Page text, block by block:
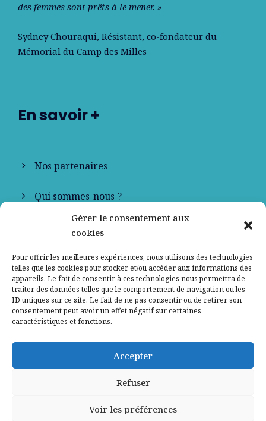
Gérer le consentement aux
cookies
Pour offrir les meilleures expériences, nous utilisons des technologies
telles que les cookies pour stocker et/ou accéder aux informations des
appareils. Le fait de consentir à ces technologies nous permettra de
traiter des données telles que le comportement de navigation ou les
ID uniques sur ce site. Le fait de ne pas consentir ou de retirer son
consentement peut avoir un effet négatif sur certaines
caractéristiques et fonctions.
Accepter
Refuser
Voir les préférences
des femmes sont prêts à le mener. »
Sydney Chouraqui, Résistant, co-fondateur du
Mémorial du Camp des Milles
En savoir +
Nos partenaires
Qui sommes-nous ?
Contactez-nous
Mentions légales
Politique de confidentialité